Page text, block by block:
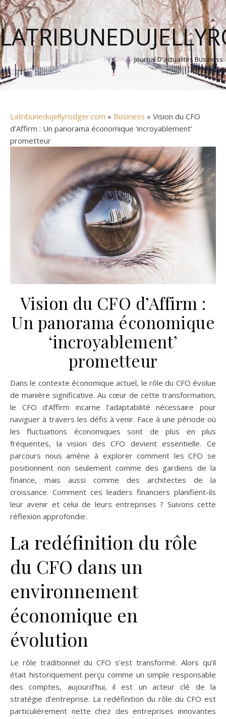
Journal D'actualités Business
Latribunedujellyrodger.com » Business » Vision du CFO
d’Affirm : Un panorama économique ‘incroyablement’
prometteur
Vision du CFO d’Affirm :
Un panorama économique
‘incroyablement’
prometteur
Dans le contexte économique actuel, le rôle du CFO évolue
de manière significative. Au cœur de cette transformation,
le CFO d’Affirm incarne l’adaptabilité nécessaire pour
naviguer à travers les défis à venir. Face à une période où
les fluctuations économiques sont de plus en plus
fréquentes, la vision des CFO devient essentielle. Ce
parcours nous amène à explorer comment les CFO se
positionnent non seulement comme des gardiens de la
finance, mais aussi comme des architectes de la
croissance. Comment ces leaders financiers planifient-ils
leur avenir et celui de leurs entreprises ? Suivons cette
réflexion approfondie.
La redéfinition du rôle
du CFO dans un
environnement
économique en
évolution
Le rôle traditionnel du CFO s’est transformé. Alors qu’il
était historiquement perçu comme un simple responsable
des comptes, aujourd’hui, il est un acteur clé de la
stratégie d’entreprise. La redéfinition du rôle du CFO est
particulièrement nette chez des entreprises innovantes